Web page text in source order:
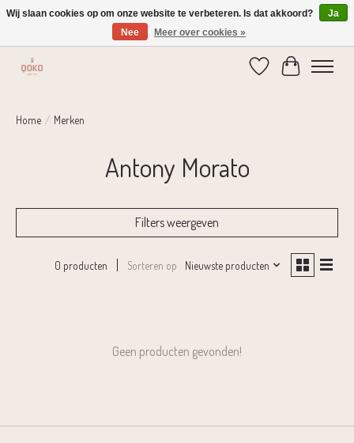
Verzending 1-2 dagen | Gratis verzending vanaf € 75,-
Verlanglijst
Home / Merken
Antony Morato
Filters weergeven
0 producten Sorteren op Nieuwste producten
Geen producten gevonden!
Wij slaan cookies op om onze website te verbeteren. Is dat akkoord?
Ja
Nee
Meer over cookies »